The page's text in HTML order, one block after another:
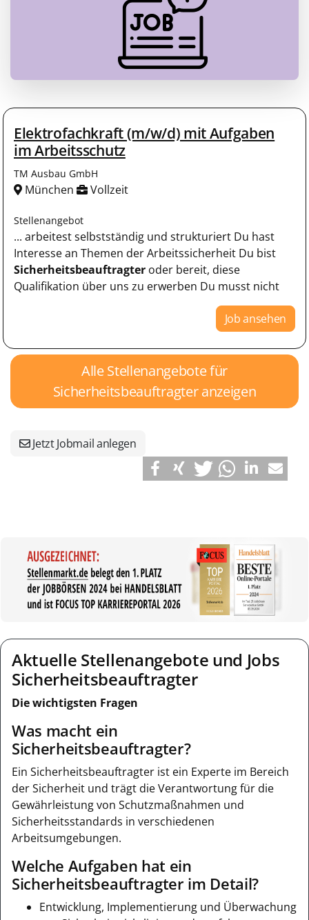
Elektrofachkraft (m/w/d) mit Aufgaben
im Arbeitsschutz
TM Ausbau GmbH
München Vollzeit
Stellenangebot
... arbeitest selbstständig und strukturiert Du hast
Interesse an Themen der Arbeitssicherheit Du bist
Sicherheitsbeauftragter oder bereit, diese
Qualifikation über uns zu erwerben Du musst nicht
Job ansehen
Alle Stellenangebote für
Sicherheitsbeauftragter anzeigen
Jetzt Jobmail anlegen
Aktuelle Stellenangebote und Jobs
Sicherheitsbeauftragter
Die wichtigsten Fragen
Was macht ein
Sicherheitsbeauftragter?
Ein Sicherheitsbeauftragter ist ein Experte im Bereich
der Sicherheit und trägt die Verantwortung für die
Gewährleistung von Schutzmaßnahmen und
Sicherheitsstandards in verschiedenen
Arbeitsumgebungen.
Welche Aufgaben hat ein
Sicherheitsbeauftragter im Detail?
Entwicklung, Implementierung und Überwachung